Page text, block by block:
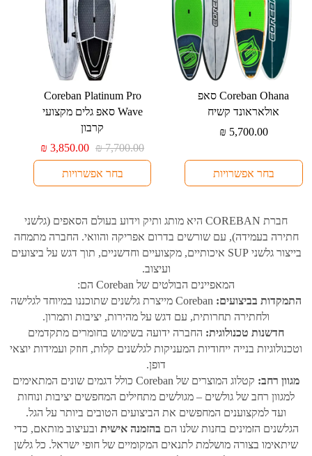
⁦Coreban Ohana⁩ סאפ
אולאראונד קשיח
₪ 5,700.00
בחר אפשרויות
למוצר
סוגים.
האפשרויות
בעמוד
המוצר
⁦Coreban Platinum Pro
Wave⁩ סאפ גלים מקצועי
קרבון
₪7,700.00
המחיר
המקורי
היה:
₪ 7,700.00.
₪ 3,850.00
המחיר
הנוכחי
₪ 3,850.00.
בחר אפשרויות
למוצר
מספר
סוגים.
האפשרויות
בעמוד
המוצר
חברת COREBAN היא מותג ותיק וידוע בעולם הסאפים (גלשני
חתירה בעמידה), עם שורשים בדרום אפריקה והוואי. החברה מתמחה
בייצור גלשני SUP איכותיים, מקצועיים וחדשניים, תוך דגש על ביצועים
ועיצוב.
המאפיינים הבולטים של Coreban הם:
התמקדות בביצועים:
Coreban מייצרת גלשנים שתוכננו במיוחד לגלישה
ולחתירה תחרותית, עם דגש על מהירות, יציבות ותמרון.
חדשנות טכנולוגית: החברה ידועה בשימוש בחומרים מתקדמים
וטכנולוגיות בנייה ייחודיות המעניקות לגלשנים קלות, חוזק ועמידות יוצאי
דופן.
מגוון רחב:
קטלוג המוצרים של Coreban כולל דגמים שונים המתאימים
למגוון רחב של גולשים – מגולשים מתחילים המחפשים יציבות ונוחות
ועד למקצוענים המחפשים את הביצועים הטובים ביותר על הגל.
הגלשנים הזמינים בחנות שלנו הם בהזמנה אישית ובעיצוב מותאם, כדי
שיתאימו בצורה מושלמת לתנאים המקומיים של חופי ישראל. כל גלשן